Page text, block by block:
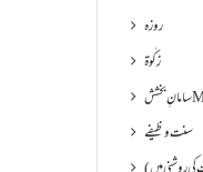
روزہ
زکٰوۃ
سنت وظیفے